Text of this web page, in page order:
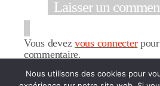
Laisser un
Vous devezvous connecterpour
commentaire.
Nous utilisons des cookies pour